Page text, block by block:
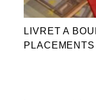
LIVRET A